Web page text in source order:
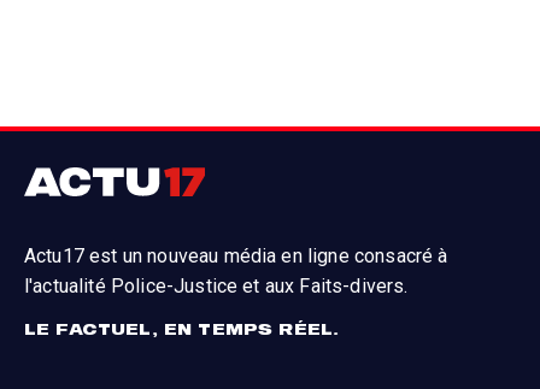
Actu17 est un nouveau média en ligne consacré à
l'actualité Police-Justice et aux Faits-divers.
LE FACTUEL, EN TEMPS RÉEL.